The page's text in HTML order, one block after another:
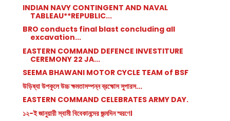
INDIAN NAVY CONTINGENT AND NAVAL
TABLEAU**REPUBLIC...
BRO conducts final blast concluding all
excavation...
EASTERN COMMAND DEFENCE INVESTITURE
CEREMONY 22 JA...
SEEMA BHAWANI MOTOR CYCLE TEAM of BSF
উড়িষ্যা উপকূলে উচ্চ ক্ষমতাসম্পন্ন ব্রহ্মোস সুপারস...
EASTERN COMMAND CELEBRATES ARMY DAY.
১২-ই জানুয়ারী স্বামী বিবেকানন্দের জন্মদিন স্মরণে।